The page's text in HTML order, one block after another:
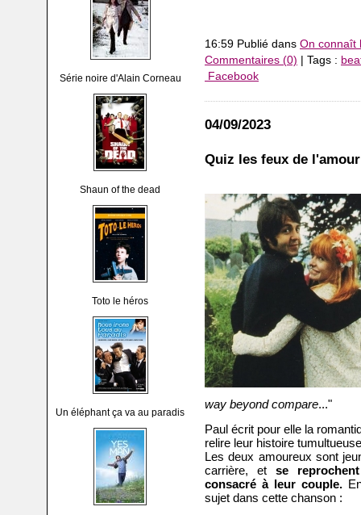
Série noire d'Alain Corneau
Shaun of the dead
Toto le héros
Un éléphant ça va au paradis
16:59 Publié dans On connaît
Commentaires (0) | Tags :
Facebook
04/09/2023
Quiz les feux de
way beyond compare..."
Paul écrit pour elle la
relire leur histoire
Les deux amoureux sont
carrière, et se
consacré à leur couple.
sujet dans cette chanson :